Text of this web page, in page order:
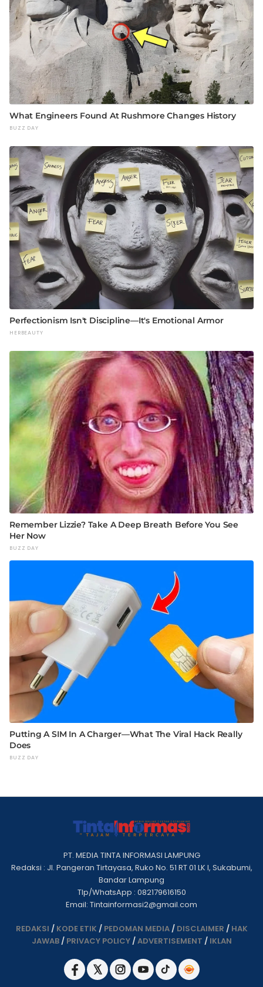
PT. MEDIA TINTA INFORMASI LAMPUNG
Redaksi : Jl. Pangeran Tirtayasa, Ruko No. 51 RT 01 LK I, Sukabumi,
Bandar Lampung
Tlp/WhatsApp : 082179616150
Email: Tintainformasi2@gmail.com
REDAKSI / KODE ETIK / PEDOMAN MEDIA/ DISCLAIMER / HAK
JAWAB/ PRIVACY POLICY/ADVERTISEMENT / IKLAN